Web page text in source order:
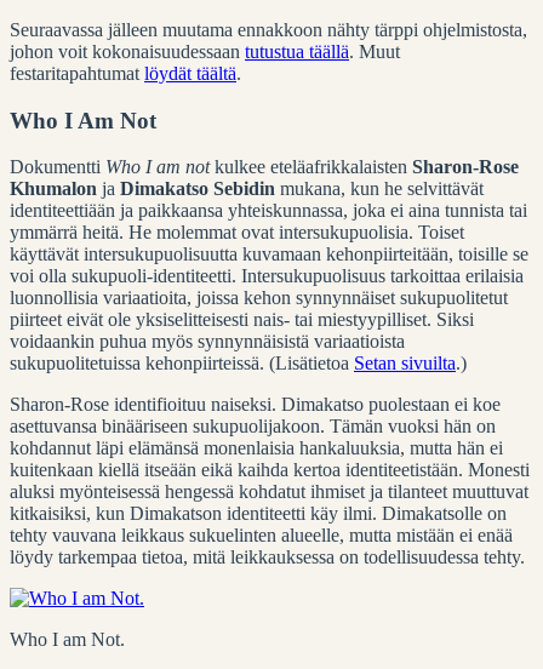
Seuraavassa jälleen muutama ennakkoon nähty tärppi ohjelmistosta,
johon voit kokonaisuudessaan tutustua täällä. Muut
festaritapahtumat löydät täältä.
Who I Am Not
Dokumentti Who I am notkulkee eteläafrikkalaisten Sharon-Rose
Khumalon ja Dimakatso Sebidin mukana, kun he selvittävät
identiteettiään ja paikkaansa yhteiskunnassa, joka ei aina tunnista tai
ymmärrä heitä. He molemmat ovat intersukupuolisia. Toiset
käyttävät intersukupuolisuutta kuvamaan kehonpiirteitään, toisille se
voi olla sukupuoli-identiteetti. Intersukupuolisuus tarkoittaa erilaisia
luonnollisia variaatioita, joissa kehon synnynnäiset sukupuolitetut
piirteet eivät ole yksiselitteisesti nais- tai miestyypilliset. Siksi
voidaankin puhua myös synnynnäisistä variaatioista
sukupuolitetuissa kehonpiirteissä. (Lisätietoa Setan sivuilta.)
Sharon-Rose identifioituu naiseksi. Dimakatso puolestaan ei koe
asettuvansa binääriseen sukupuolijakoon. Tämän vuoksi hän on
kohdannut läpi elämänsä monenlaisia hankaluuksia, mutta hän ei
kuitenkaan kiellä itseään eikä kaihda kertoa identiteetistään. Monesti
aluksi myönteisessä hengessä kohdatut ihmiset ja tilanteet muuttuvat
kitkaisiksi, kun Dimakatson identiteetti käy ilmi. Dimakatsolle on
tehty vauvana leikkaus sukuelinten alueelle, mutta mistään ei enää
löydy tarkempaa tietoa, mitä leikkauksessa on todellisuudessa tehty.
Who I am Not.